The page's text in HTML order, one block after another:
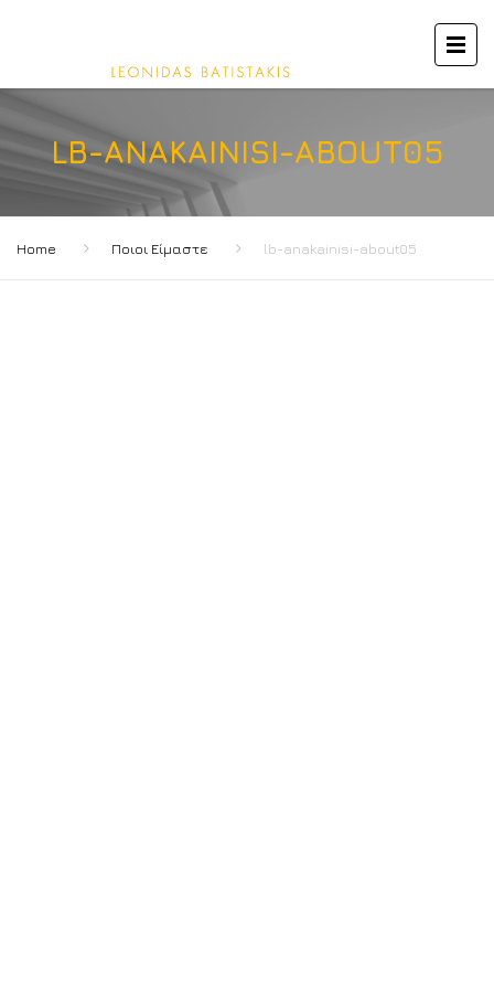
LB-ANAKAINISI-ABOUT05
Home Ποιοι Είμαστε lb-anakainisi-about05